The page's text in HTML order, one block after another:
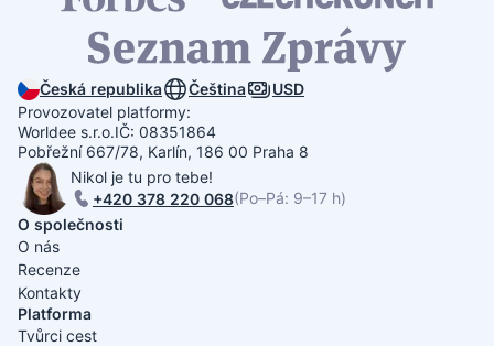
Česká republika Čeština
USD
Provozovatel platformy:
Worldee s.r.o.IČ: 08351864
Pobřežní 667/78, Karlín, 186 00 Praha 8
Nikol je tu pro tebe!
+420 378 220 068(Po–Pá: 9–17 h)
O společnosti
O nás
Recenze
Kontakty
Platforma
Tvůrci cest